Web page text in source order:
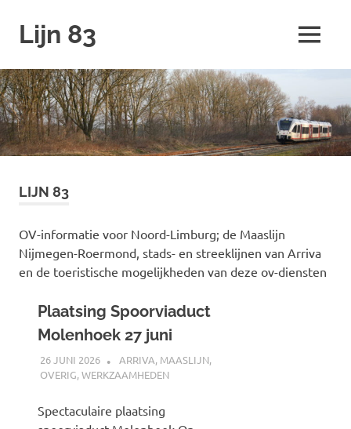
naar
inhoud
Lijn 83 MENU
LIJN 83
OV-informatie voor Noord-Limburg; de Maaslijn
Nijmegen-Roermond, stads- en streeklijnen van Arriva
en de toeristische mogelijkheden van deze ov-diensten
Plaatsing Spoorviaduct
Molenhoek 27 juni
26 JUNI 2026 SPOORZOEKER
ARRIVA, MAASLIJN,
OVERIG,WERKZAAMHEDEN
Spectaculaire plaatsing